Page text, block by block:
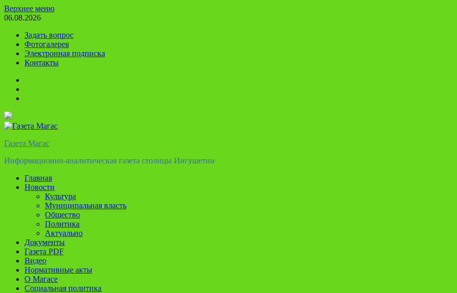
Перейти
к
Верхнее меню
06.08.2026
Задать вопрос
Фотогалерея
Электронная подписка
Контакты
Газета Магас
Информационно-аналитическая газета столицы Ингушетии
Главная
Новости
Культура
Муниципальная власть
Общество
Политика
Актуально
Документы
Газета PDF
Видео
Нормативные акты
О Магасе
Социальная политика